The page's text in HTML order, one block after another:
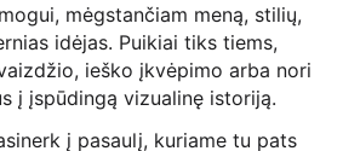
mėgstančiam meną, stilių,
idėjas. Puikiai tiks tiems,
ieško įkvėpimo arba nori
į įspūdingą vizualinę istoriją.
į pasaulį, kuriame tu pats